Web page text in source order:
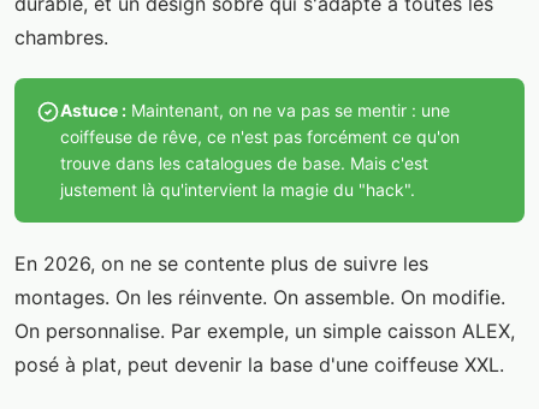
chambres.
Astuce : Maintenant, on ne va pas se mentir : une
coiffeuse de rêve, ce n'est pas forcément ce qu'on
trouve dans les catalogues de base. Mais c'est
justement là qu'intervient la magie du "hack".
En 2026, on ne se contente plus de suivre les
montages. On les réinvente. On assemble. On modifie.
On personnalise. Par exemple, un simple caisson ALEX,
posé à plat, peut devenir la base d'une coiffeuse XXL.